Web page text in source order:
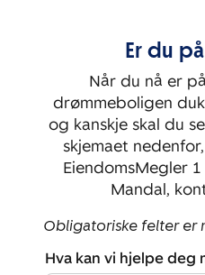
Rom:
3
Er du
Når du nå er
drømmeboligen
og kanskje skal du
skjemaet
EiendomsMegler
Mandal,
Obligatoriske felter er
Hva kan vi hjelpe deg